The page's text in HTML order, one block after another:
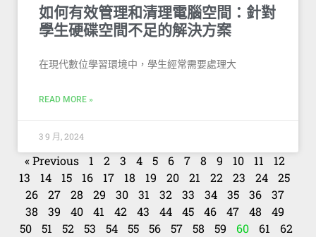
如何有效管理和清理電腦空間：針對
學生硬碟空間不足的解決方案
在現代數位學習環境中，學生經常需要處理大
READ MORE »
3 9 月, 2024
« Previous 1 2 3 4 5 6 7 8 9 10 11
12
13
14 15 16 17 18 19 20 21 22 23 24
25
26
27 28 29 30 31 32 33 34 35 36
37
38
39 40 41 42 43 44 45 46 47 48
49
50
51 52 53 54 55 56 57 58 59 60 61
62